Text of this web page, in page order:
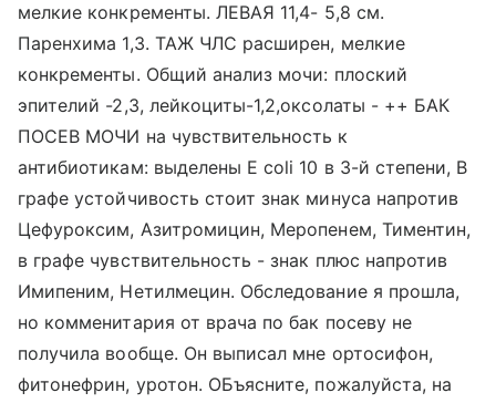
мелкие конкременты. ЛЕВАЯ 11,4- 5,8 см.
Паренхима 1,3. ТАЖ ЧЛС расширен, мелкие
конкременты. Общий анализ мочи: плоский
эпителий -2,3, лейкоциты-1,2,оксолаты - ++ БАК
ПОСЕВ МОЧИ на чувствительность к
антибиотикам: выделены Е coli 10 в 3-й степени, В
графе устойчивость стоит знак минуса напротив
Цефуроксим, Азитромицин, Меропенем, Тиментин,
в графе чувствительность - знак плюс напротив
Имипеним, Нетилмецин. Обследование я прошла,
но комменитария от врача по бак посеву не
получила вообще. Он выписал мне ортосифон,
фитонефрин, уротон. ОБъясните, пожалуйста, на